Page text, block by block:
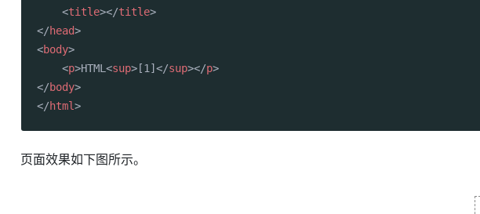
<title></title>
</head>
<body>
<p>HTML <sup> [1] </sup></p>
</body>
</html>
页面效果如下图所示。